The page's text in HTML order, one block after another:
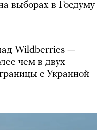
выборах в Госдуму
Wildberries —
чем в двух
с Украиной